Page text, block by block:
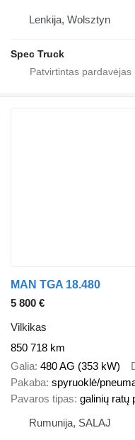
Lenkija, Wolsztyn
Spec Truck
MAN TGA 18.480
5 800 €
Vilkikas
850 718 km
Galia 480 AG (353 kW)
Pakaba spyruoklė/
Pavaros tipas galinių ratų
Rumunija, SALAJ